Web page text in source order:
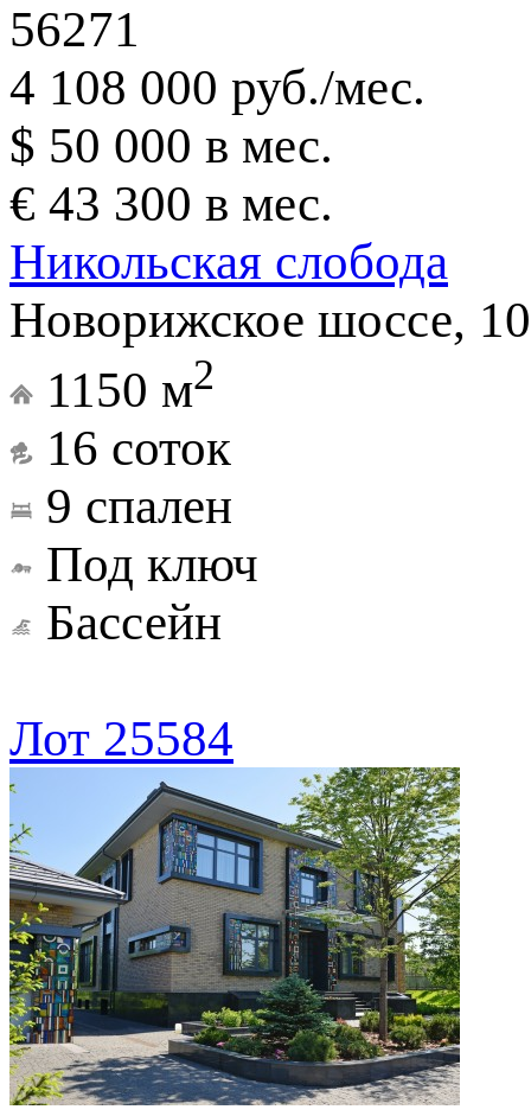
56271
4 108 000 руб./мес.
$ 50 000 в мес.
€ 43 300 в мес.
Никольская слобода
Новорижское шоссе,
1150 м2
16 соток
9 спален
Под ключ
Бассейн
Лот 25584